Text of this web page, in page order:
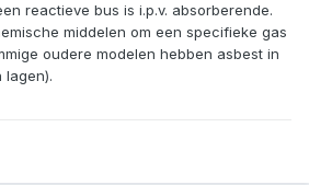
reactieve bus is i.p.v. absorberende.
middelen om een specifieke gas
oudere modelen hebben asbest in
lagen).